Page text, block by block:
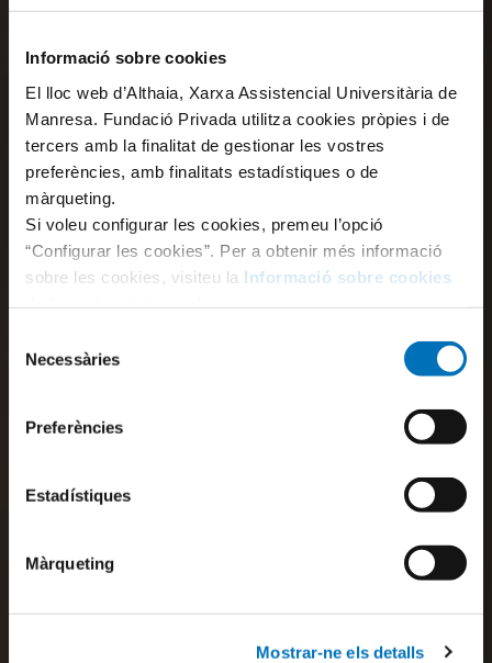
Informació sobre cookies
El lloc web d’Althaia, Xarxa Assistencial Universitària de
Manresa. Fundació Privada utilitza cookies pròpies i de
tercers amb la finalitat de gestionar les vostres
preferències, amb finalitats estadístiques o de
màrqueting.
Si voleu configurar les cookies, premeu l’opció
“Configurar les cookies”. Per a obtenir més informació
sobre les cookies, visiteu la Informació sobre cookies
Necessàries
Preferències
Estadístiques
Màrqueting
Mostrar-ne els detalls